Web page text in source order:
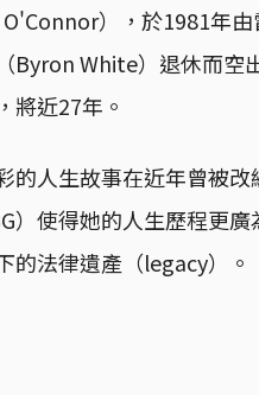
O'Connor），於1981年
Byron White）退休而空
將近27年。
的人生故事在近年曾被
）使得她的人生歷程更
的法律遺產（legacy）。